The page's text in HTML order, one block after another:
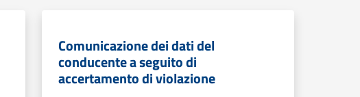
Comunicazione dei dati del
conducente a seguito di
accertamento di violazione